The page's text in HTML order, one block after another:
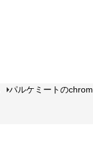
パルケミートの